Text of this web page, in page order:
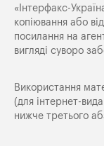
«Iнтерфакс-
копіювання або
посилання на
вигляді суворо
Використання
(для інтернет-
нижче третього